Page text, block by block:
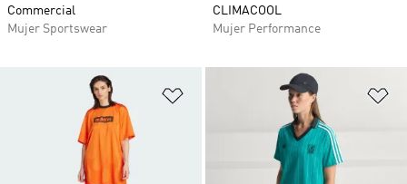
Commercial
Mujer Sportswear
CLIMACOOL
Mujer Performance
Añadir a la lista de deseos